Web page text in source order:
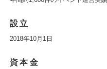
設立
2018年10月1日
資本金